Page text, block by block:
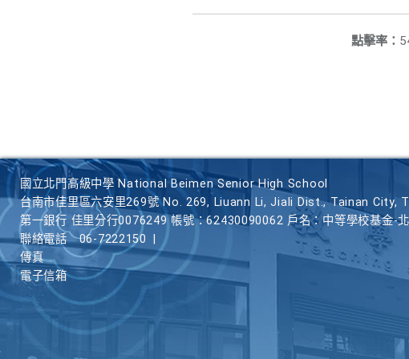
點擊率：
國立北門高級中學 National Beimen Senior High School
台南市佳里區六安里269號 No. 269, Liuann Li, Jiali Dist., Tainan City,
第一銀行 佳里分行0076249 帳號：62430090062 戶名：中等學校基金-
聯絡電話
06-7222150
傳真
電子信箱